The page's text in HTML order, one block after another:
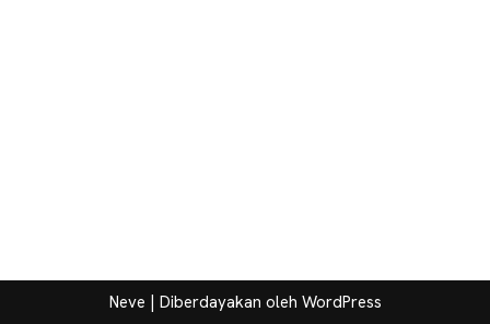
Neve | Diberdayakan oleh WordPress